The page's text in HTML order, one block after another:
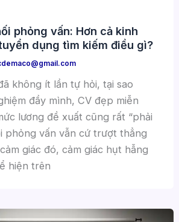
phỏng vấn: Hơn cả kinh
dụng tìm kiếm điều gì?
không ít lần tự hỏi, tại sao
đầy mình, CV đẹp miễn
lương đề xuất cũng rất “phải
phỏng vấn vẫn cứ trượt thẳng
giác đó, cảm giác hụt hẫng
hiện trên